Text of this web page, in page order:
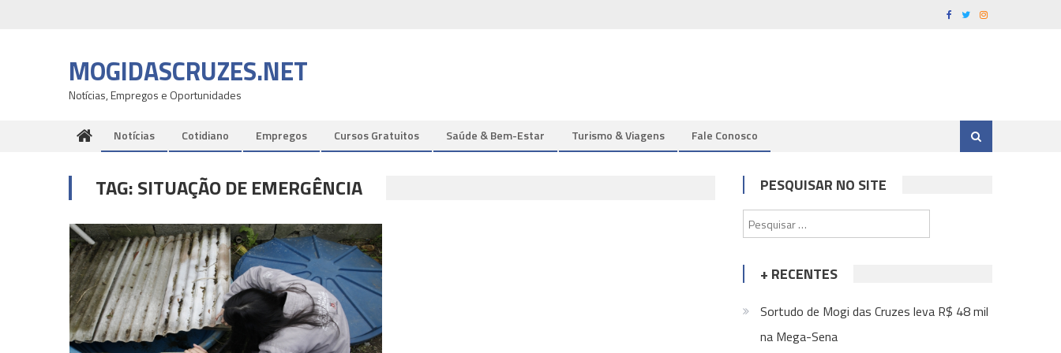
MOGIDASCRUZES.NET
Notícias, Empregos e Oportunidades
Notícias Cotidiano Empregos Cursos Gratuitos Saúde & Bem-Estar Turismo & Viagens Fale Conosco
TAG:SITUAÇÃO DE EMERGÊNCIA PESQUISAR NO SITE
por:
+ RECENTES
Sortudo de Mogi das Cruzes leva R$ 48 mil
na Mega-Sena